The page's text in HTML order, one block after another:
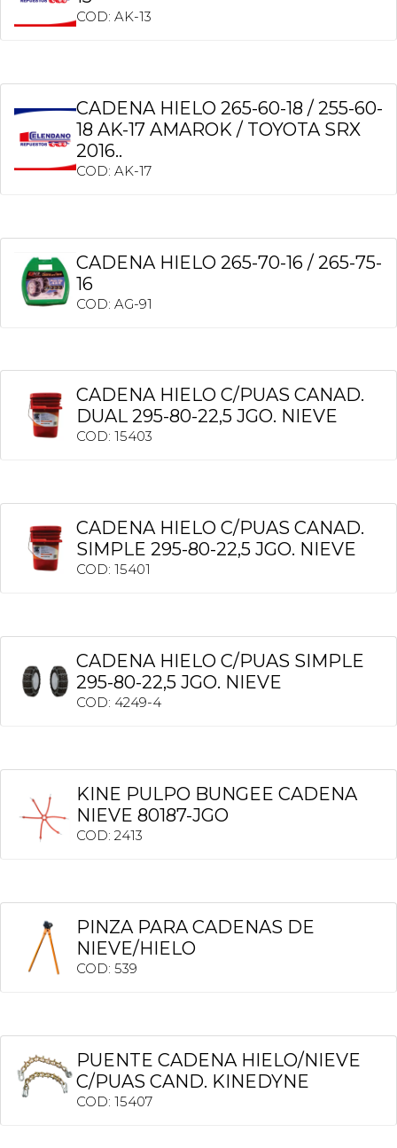
COD: AK-13
CADENA HIELO 265-60-18 / 255-60-
18 AK-17 AMAROK / TOYOTA SRX
2016..
COD: AK-17
CADENA HIELO 265-70-16 / 265-75-
16
COD: AG-91
CADENA HIELO C/PUAS CANAD.
DUAL 295-80-22,5 JGO. NIEVE
COD: 15403
CADENA HIELO C/PUAS CANAD.
SIMPLE 295-80-22,5 JGO. NIEVE
COD: 15401
CADENA HIELO C/PUAS SIMPLE
295-80-22,5 JGO. NIEVE
COD: 4249-4
KINE PULPO BUNGEE CADENA
NIEVE 80187-JGO
COD: 2413
PINZA PARA CADENAS DE
NIEVE/HIELO
COD: 539
PUENTE CADENA HIELO/NIEVE
C/PUAS CAND. KINEDYNE
COD: 15407